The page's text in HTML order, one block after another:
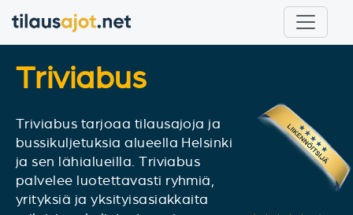
Triviabus
Triviabus tarjoaa tilausajoja ja
bussikuljetuksia alueella Helsinki
ja sen lähialueilla. Triviabus
palvelee luotettavasti ryhmiä,
yrityksiä ja yksityisasiakkaita